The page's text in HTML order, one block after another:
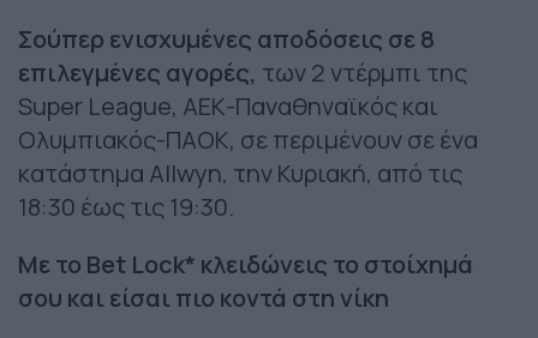
Σούπερ ενισχυμένες αποδόσεις σε 8
επιλεγμένες αγορές, των 2 ντέρμπι της
Super League, ΑΕΚ-Παναθηναϊκός και
Ολυμπιακός-ΠΑΟΚ, σε περιμένουν σε ένα
κατάστημα Allwyn, την Κυριακή, από τις
18:30 έως τις 19:30.
Mε το Βet Lock* κλειδώνεις το στοίχημά
σου και είσαι πιο κοντά στη νίκη